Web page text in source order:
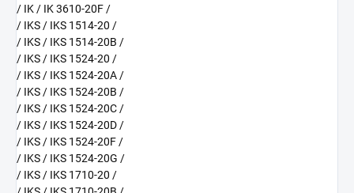
/ IK / IK 3610-20F /
/ IKS / IKS 1514-20 /
/ IKS / IKS 1514-20B /
/ IKS / IKS 1524-20 /
/ IKS / IKS 1524-20A /
/ IKS / IKS 1524-20B /
/ IKS / IKS 1524-20C /
/ IKS / IKS 1524-20D /
/ IKS / IKS 1524-20F /
/ IKS / IKS 1524-20G /
/ IKS / IKS 1710-20 /